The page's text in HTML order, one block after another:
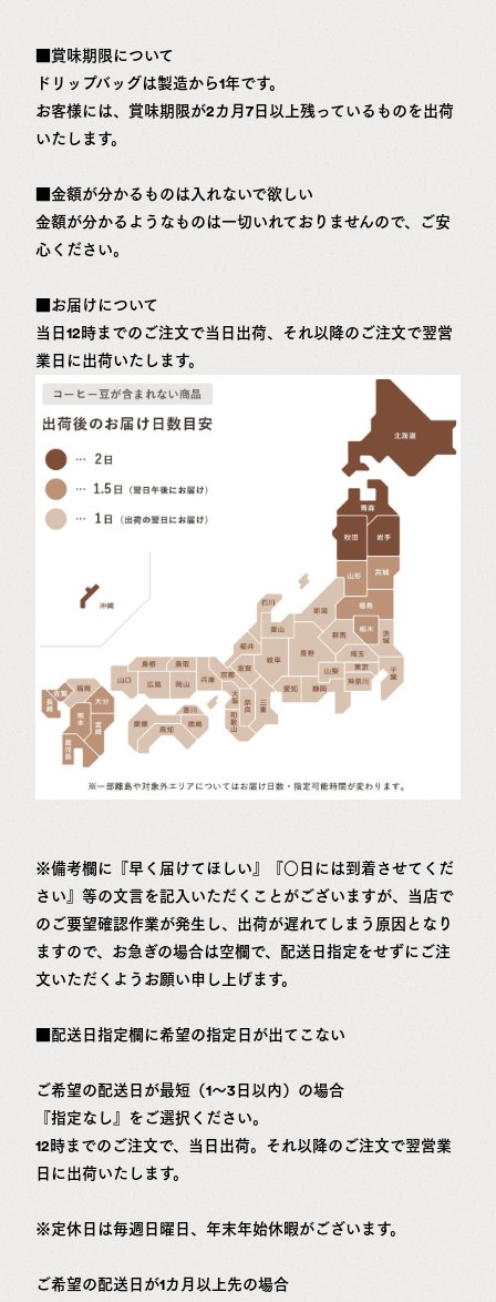
■賞味期限について
ドリップバッグは製造から1年です。
お客様には、賞味期限が2カ月7日以上残っているものを出荷
いたします。
■金額が分かるものは入れないで欲しい
金額が分かるようなものは一切いれておりませんので、ご安
心ください。
■お届けについて
当日12時までのご注文で当日出荷、それ以降のご注文で翌営
業日に出荷いたします。
※備考欄に『早く届けてほしい』『○日には到着させてくだ
さい』等の文言を記入いただくことがございますが、当店で
のご要望確認作業が発生し、出荷が遅れてしまう原因となり
ますので、お急ぎの場合は空欄で、配送日指定をせずにご注
文いただくようお願い申し上げます。
■配送日指定欄に希望の指定日が出てこない
ご希望の配送日が最短（1～3日以内）の場合
『指定なし』をご選択ください。
12時までのご注文で、当日出荷。それ以降のご注文で翌営業
日に出荷いたします。
※定休日は毎週日曜日、年末年始休暇がございます。
ご希望の配送日が1カ月以上先の場合